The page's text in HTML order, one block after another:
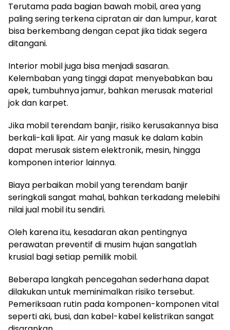
Terutama pada bagian bawah mobil, area yang
paling sering terkena cipratan air dan lumpur, karat
bisa berkembang dengan cepat jika tidak segera
ditangani.
Interior mobil juga bisa menjadi sasaran.
Kelembaban yang tinggi dapat menyebabkan bau
apek, tumbuhnya jamur, bahkan merusak material
jok dan karpet.
Jika mobil terendam banjir, risiko kerusakannya bisa
berkali-kali lipat. Air yang masuk ke dalam kabin
dapat merusak sistem elektronik, mesin, hingga
komponen interior lainnya.
Biaya perbaikan mobil yang terendam banjir
seringkali sangat mahal, bahkan terkadang melebihi
nilai jual mobil itu sendiri.
Oleh karena itu, kesadaran akan pentingnya
perawatan preventif di musim hujan sangatlah
krusial bagi setiap pemilik mobil.
Beberapa langkah pencegahan sederhana dapat
dilakukan untuk meminimalkan risiko tersebut.
Pemeriksaan rutin pada komponen-komponen vital
seperti aki, busi, dan kabel-kabel kelistrikan sangat